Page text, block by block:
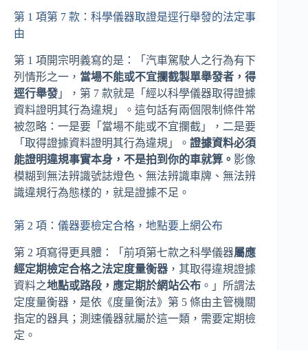
第 1 項第 7 款：科學儀器取證是逕行舉發的法定事
由
第 1 項開宗明義寫的是：「汽車駕駛人之行為有下
列情形之一， 當場不能或不宜攔截製單舉發者，得
逕行舉發 」，第 7 款就是「經以科學儀器取得證據
資料證明其行為違規」。這句話有兩個限制條件常
被忽略：一是要「當場不能或不宜攔截」，二是要
「取得證據資料證明其行為違規」。 證據資料必須
能證明違規事實本身，不是拍到你的車就算。 影像
模糊到無法辨識號誌燈色、無法辨識車牌、無法辨
識違規行為態樣的，就是證據不足。
第 2 項：儀器要檢定合格，地點要上網公布
第 2 項寫得更具體：「前項第七款之科學儀器屬應
經定期檢定合格之法定度量衡器 ，其取得違規證據
資料之地點或路段，應定期於網站公布 。」所謂法
定度量衡器，是依《度量衡法》第 5 條由主管機關
指定的器具；測速儀器就屬於這一類，需要定期檢
定。